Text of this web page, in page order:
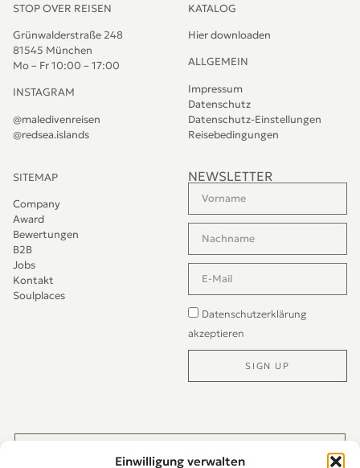
Einwilligung verwalten
STOP OVER REISEN
Grünwalderstraße 248
81545 München
Mo – Fr 10:00 – 17:00
INSTAGRAM
@maledivenreisen
@redsea.islands
KATALOG
Hier downloaden
ALLGEMEIN
Impressum
Datenschutz
Datenschutz-Einstellungen
Reisebedingungen
SITEMAP
Company
Award
Bewertungen
B2B
Jobs
Kontakt
Soulplaces
NEWSLETTER
Datenschutzerklärung
akzeptieren
SIGN UP